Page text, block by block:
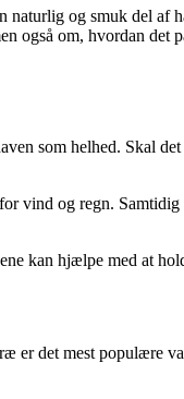
og smuk del
om, hvordan det
som helhed. Skal
vind og regn.
kan hjælpe med at
er det mest populære